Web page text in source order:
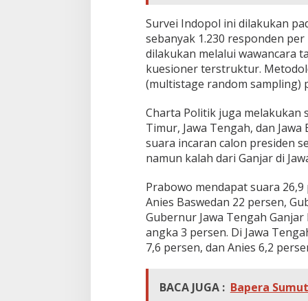
Survei Indopol ini dilakukan
sebanyak 1.230 responden
dilakukan melalui wawancara
kuesioner terstruktur.
(multistage random sampling)
Charta Politik juga melakukan
Timur, Jawa Tengah, dan
suara incaran calon presiden
namun kalah dari Ganjar di
Prabowo mendapat suara
Anies Baswedan 22 persen,
Gubernur Jawa Tengah
angka 3 persen. Di Jawa
7,6 persen, dan Anies 6,2
BACA JUGA : Bapera